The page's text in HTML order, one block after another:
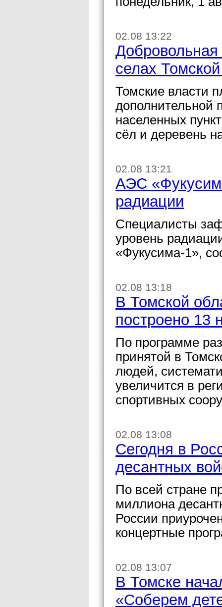
02.08 13:22
Добровольная
селах
Томские власти
дополнительной
населенных
сёл и деревень
02.08 13:21
АЭС
радиации
Специалисты
уровень
«Фукусима-1»,
02.08 13:18
В Томской
построено 13
По программе
принятой в
людей,
увеличится в
спортивных
02.08 13:08
Сегодня в
десантных
По всей стране
миллиона
России
концертные
02.08 13:07
В Томске
«Соберем